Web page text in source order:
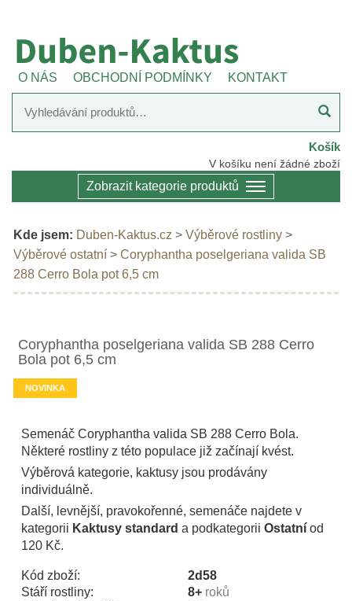
O NÁS OBCHODNÍ PODMÍNKY KONTAKT
Košík
V košíku není žádné zboží
Zobrazit kategorie produktů
Kde jsem: Duben-Kaktus.cz > Výběrové rostliny >
Výběrové ostatní > Coryphantha poselgeriana valida SB
288 Cerro Bola pot 6,5 cm
Coryphantha poselgeriana valida SB 288 Cerro
Bola pot 6,5 cm
NOVINKA
Semenáč Coryphantha valida SB 288 Cerro Bola.
Některé rostliny z této populace již začínají kvést.
Výběrová kategorie, kaktusy jsou prodávány
individuálně.
Další, levnější, pravokořenné, semenáče najdete v
kategorii Kaktusy standard a podkategorii Ostatní od
120 Kč.
Kód zboží:
2d58
Stáří rostliny:
8+ roků